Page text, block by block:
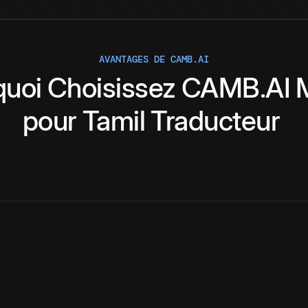
AVANTAGES DE CAMB.AI
Choisissez CAMB.AI
pour Tamil Traducteur